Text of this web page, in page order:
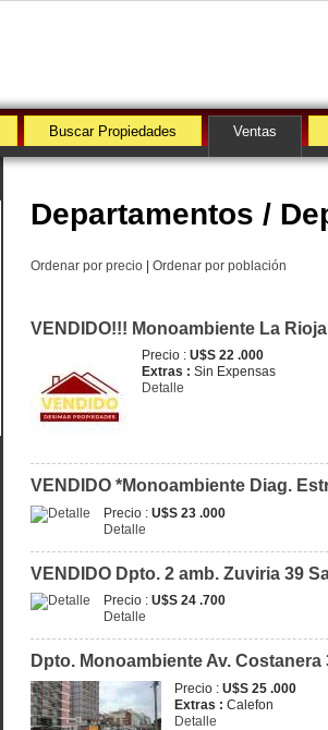
Buscar Propiedades Ventas
Departamentos /
Ordenar por precio Ordenar por población
VENDIDO!!! Monoambiente La
Precio : U$S 22 .000
Extras : Sin Expensas
Detalle
VENDIDO *Monoambiente Diag.
Precio : U$S 23 .000
Detalle
VENDIDO Dpto. 2 amb. Zuviria 39
Precio : U$S 24 .700
Detalle
Dpto. Monoambiente Av.
Precio : U$S 25 .000
Extras : Calefon
Detalle